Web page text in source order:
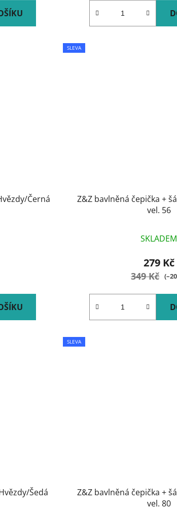
Černá
SLEVA
Z&Z bavlněná čepička +
vel. 56
SKLADEM
279 Kč
349 Kč
Šedá
SLEVA
Z&Z bavlněná čepička +
vel. 80